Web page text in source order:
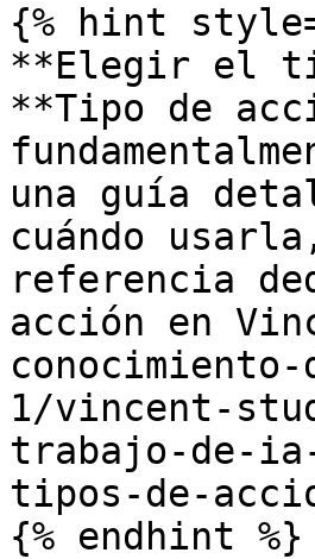
{% hint
**Elegir el
**Tipo de
una guía
cuándo
referencia
acción en
1/vincent-
trabajo-de-
tipos-de-
{% endhint %}